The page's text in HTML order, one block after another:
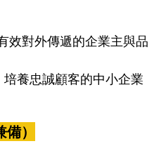
效對外傳遞的企業主與品
養忠誠顧客的中小企業
）